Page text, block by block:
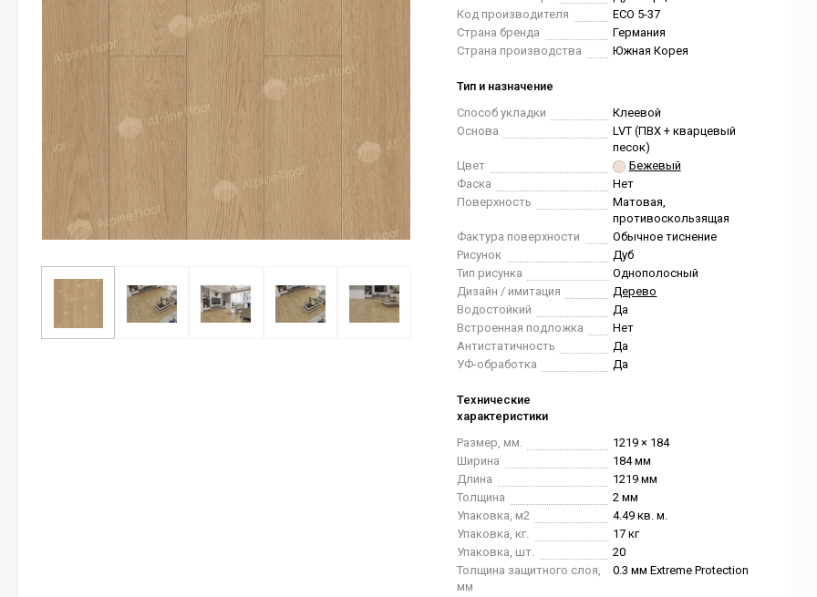
Код производителя
ЕСО 5-37
Страна бренда
Германия
Страна производства
Южная Корея
Тип и назначение
Способ укладки
Клеевой
Основа
LVT (ПВХ + кварцевый
песок)
Цвет
Бежевый
Фаска
Нет
Поверхность
Матовая,
противоскользящая
Фактура поверхности
Обычное тиснение
Рисунок
Дуб
Тип рисунка
Однополосный
Дизайн / имитация
Дерево
Водостойкий
Да
Встроенная подложка
Нет
Антистатичность
Да
УФ-обработка
Да
Технические
характеристики
Размер, мм.
1219 × 184
Ширина
184 мм
Длина
1219 мм
Толщина
2 мм
Упаковка, м2
4.49 кв. м.
Упаковка, кг.
17 кг
Упаковка, шт.
20
Толщина защитного слоя,
мм
0.3 мм Extreme Protection